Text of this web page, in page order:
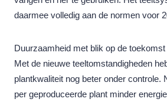
daarmee volledig aan de normen voor
Duurzaamheid met blik op de toekomst
Met de nieuwe teeltomstandigheden
plantkwaliteit nog beter onder controle.
per geproduceerde plant minder